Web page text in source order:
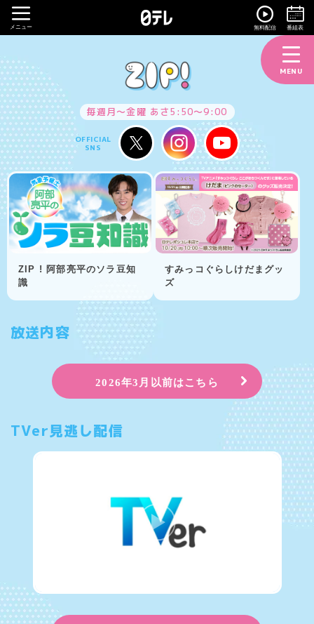
メニュー 無料配信 番組表
MENU
毎週月～金曜 あさ5:50～9:00
OFFICIAL
SNS
ZIP ! 阿部亮平のソラ豆知
識
すみっコぐらしけだまグッ
ズ
of
放送内容
2026年3月以前はこちら
TVer見逃し配信